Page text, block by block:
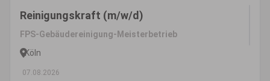
Reinigungskraft (m/w/d)
FPS-Gebäudereinigung-Meisterbetrieb
Köln
07.08.2026